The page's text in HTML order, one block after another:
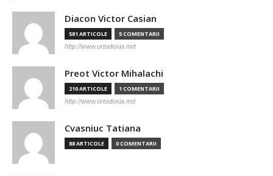
Diacon Victor Casian
581 ARTICOLE 5 COMENTARII
http://www.ortodoxia.md
Preot Victor Mihalachi
210 ARTICOLE 1 COMENTARII
http://www.ortodoxia.md
Cvasniuc Tatiana
88 ARTICOLE 0 COMENTARII